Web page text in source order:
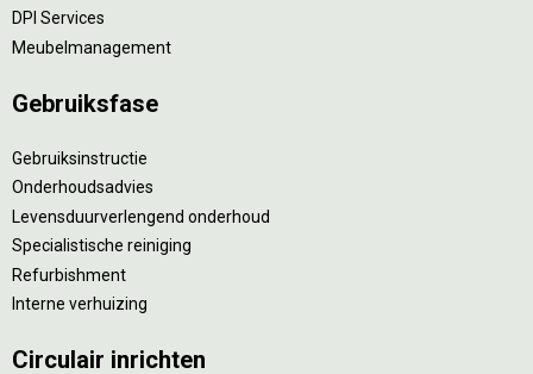
DPI Services
Meubelmanagement
Gebruiksfase
Gebruiksinstructie
Onderhoudsadvies
Levensduurverlengend onderhoud
Specialistische reiniging
Refurbishment
Interne verhuizing
Circulair inrichten